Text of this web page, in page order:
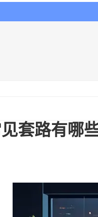
套路有哪